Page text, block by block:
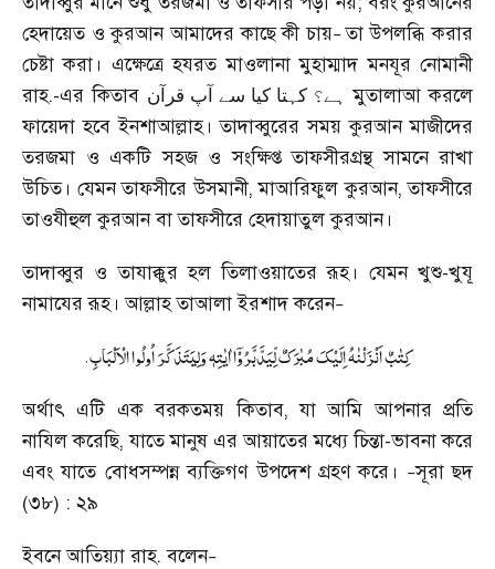
হেদায়েত ও কুরআন আমাদের কাছে কী চায়– তা উপলব্ধি করার
চেষ্টা করা। এক্ষেত্রে হযরত মাওলানা মুহাম্মাদ মনযূর নোমানী
রাহ.-এর কিতাব قرآن آپ سے کیا کہتا ہے؟
মুতালাআ করলে
ফায়েদা হবে ইনশাআল্লাহ। তাদাব্বুরের সময় কুরআন মাজীদের
তরজমা ও একটি সহজ ও সংক্ষিপ্ত তাফসীরগ্রন্থ সামনে রাখা
উচিত। যেমন তাফসীরে উসমানী,মাআরিফুল কুরআন,তাফসীরে
তাওযীহুল কুরআন বা তাফসীরে হেদায়াতুল কুরআন।
তাদাব্বুর ও তাযাক্কুর হল তিলাওয়াতের রূহ। যেমন খুশু-খুযূ
নামাযের রূহ। আল্লাহ তাআলা ইরশাদ করেন–
کِتٰبٌ اَنۡزَلۡنٰہُ اِلَیۡکَ مُبٰرَکٌ لِّیَدَّبَّرُوۡۤا اٰیٰتِہٖ وَلِیَتَذَکَّرَ اُولُوا الۡاَلۡبَابِ.
অর্থাৎ এটি এক বরকতময় কিতাব,যা আমি আপনার প্রতি
নাযিল করেছি,যাতে মানুষ এর আয়াতের মধ্যে চিন্তা-ভাবনা করে
এবং যাতে বোধসম্পন্ন ব্যক্তিগণ উপদেশ গ্রহণ করে।
–সূরা ছদ
(৩৮) : ২৯
ইবনে আতিয়্যা রাহ. বলেন–